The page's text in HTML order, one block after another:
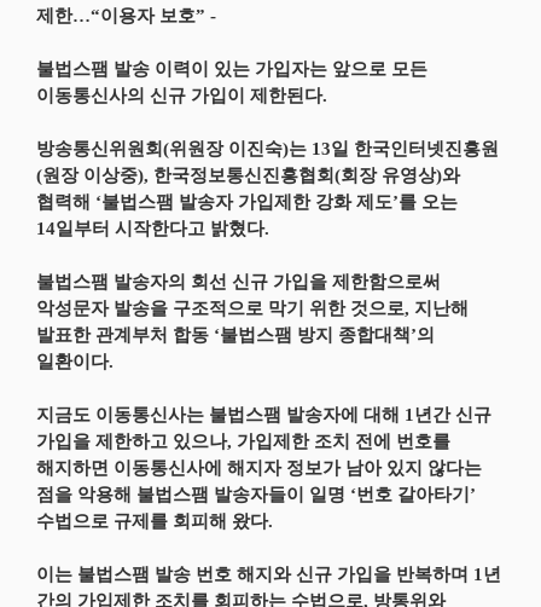
제한…“이용자 보호” -
불법스팸 발송 이력이 있는 가입자는 앞으로 모든
이동통신사의 신규 가입이 제한된다.
방송통신위원회(위원장 이진숙)는 13일 한국인터넷진흥원
(원장 이상중), 한국정보통신진흥협회(회장 유영상)와
협력해 ‘불법스팸 발송자 가입제한 강화 제도’를 오는
14일부터 시작한다고 밝혔다.
불법스팸 발송자의 회선 신규 가입을 제한함으로써
악성문자 발송을 구조적으로 막기 위한 것으로, 지난해
발표한 관계부처 합동 ‘불법스팸 방지 종합대책’의
일환이다.
지금도 이동통신사는 불법스팸 발송자에 대해 1년간 신규
가입을 제한하고 있으나, 가입제한 조치 전에 번호를
해지하면 이동통신사에 해지자 정보가 남아 있지 않다는
점을 악용해 불법스팸 발송자들이 일명 ‘번호 갈아타기’
수법으로 규제를 회피해 왔다.
이는 불법스팸 발송 번호 해지와 신규 가입을 반복하며 1년
간의 가입제한 조치를 회피하는 수법으로, 방통위와